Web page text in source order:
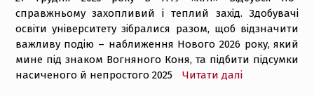
справжньому захопливий і теплий захід. Здобувачі
освіти університету зібралися разом, щоб відзначити
важливу подію – наближення Нового 2026 року, який
мине під знаком Вогняного Коня, та підбити підсумки
насиченого й непростого 2025
Читати далі